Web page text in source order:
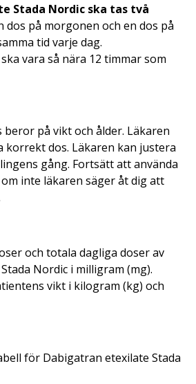
Stada Nordic ska tas två
dos på morgonen och en dos på
tid varje dag.
vara så nära 12 timmar som
beror på vikt och ålder. Läkaren
korrekt dos. Läkaren kan justera
gång. Fortsätt att använda
inte läkaren säger åt dig att
och totala dagliga doser av
Nordic i milligram (mg).
vikt i kilogram (kg) och
för Dabigatran etexilate Stada